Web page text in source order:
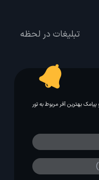
تبلیغات در لحظه
بهترین آفر مربوط به تور